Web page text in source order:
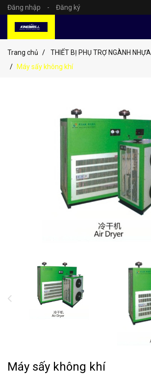
Đăng nhập - Đăng ký
Trang chủ
THIẾT BỊ PHỤ TRỢ NGÀNH NHỰA
Máy sấy không khí
Máy sấy không khí